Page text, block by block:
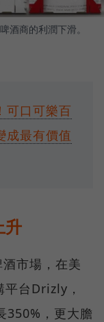
酒商的利潤下滑。
可口可樂百
成最有價值
升
市場，在美
台Drizly，
350%，更大膽